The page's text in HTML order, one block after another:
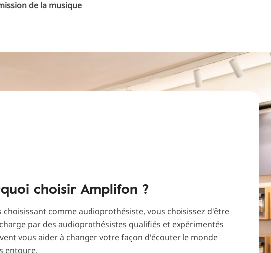
de la musique
choisir Amplifon ?
choisissant comme audioprothésiste, vous choisissez d'être
par des audioprothésistes qualifiés et expérimentés
vous aider à changer votre façon d'écouter le monde
entoure.